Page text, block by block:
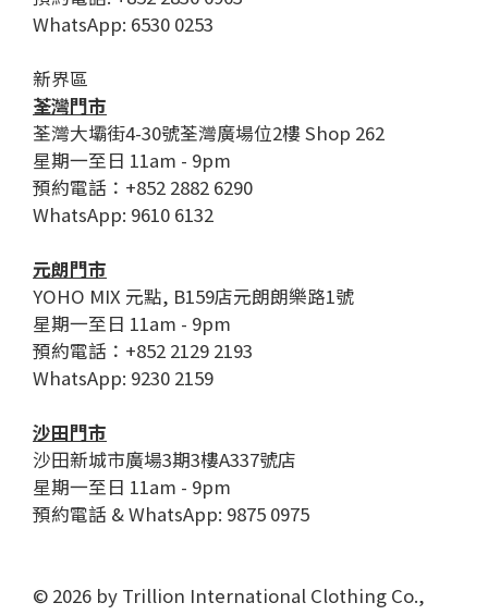
WhatsApp: 6530 0253
新界區
荃灣門市
荃灣大壩街4-30號荃灣廣場位2樓 Shop 262
星期一至日 11am - 9pm
預約電話：+852 2882 6290
WhatsApp: 9610 6132
元朗門市
YOHO MIX 元點, B159店元朗朗樂路1號
星期一至日 11am - 9pm
預約電話：+852 2129 2193
WhatsApp: 9230 2159
沙田門市
沙田新城市廣場3期3樓A337號店
星期一至日 11am - 9pm
預約電話 & WhatsApp: 9875 0975
© 2026 by Trillion International Clothing Co.,